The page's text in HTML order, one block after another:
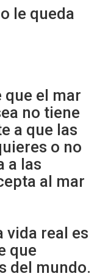
le queda
el mar
no tiene
a que las
o no
a las
al mar
vida real es
que
del mundo.